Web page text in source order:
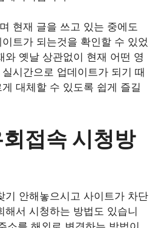
현재 글을 쓰고 있는 중에도
트가 되는것을 확인할 수 있었
와 옛날 상관없이 현재 어떤 영
시간으로 업데이트가 되기 때
대체할 수 있도록 쉽게 즐길
접속 시청방
기 안해놓으시고 사이트가 차단
해서 시청하는 방법도 있습니